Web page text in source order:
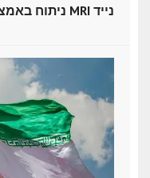
ניתוח באמצעות מכשיר MRI נייד